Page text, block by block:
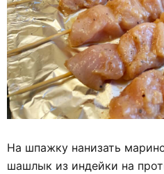
На шпажку нанизать
шашлык из индейки на